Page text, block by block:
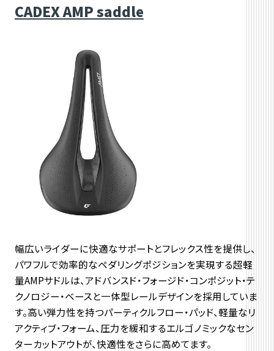
CADEX AMP saddle
幅広いライダーに快適なサポートとフレックス性を提供し、
パワフルで効率的なペダリングポジションを実現する超軽
量AMPサドルは、アドバンスド・フォージド・コンポジット・テ
クノロジー・ベースと一体型レールデザインを採用していま
す。高い弾力性を持つパーティクルフロー・パッド、軽量なリ
アクティブ・フォーム、圧力を緩和するエルゴノミックなセン
ターカットアウトが、快適性をさらに高めてます。